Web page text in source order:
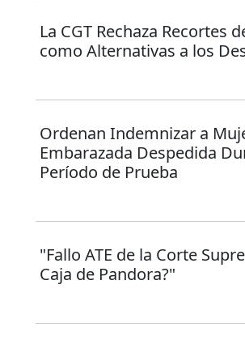
La CGT Rechaza Recortes
como Alternativas a los
Ordenan Indemnizar a
Embarazada Despedida
Período de Prueba
"Fallo ATE de la Corte
Caja de Pandora?"